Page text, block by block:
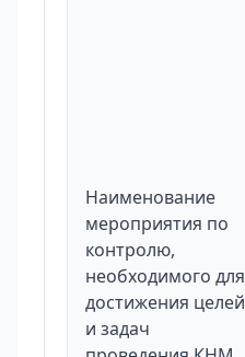
Наименование
мероприятия по
контролю,
необходимого для
достижения целей
и задач